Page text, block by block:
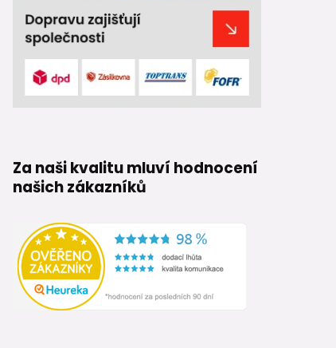
Za naši kvalitu mluví hodnocení
našich zákazníků